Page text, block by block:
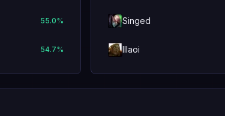
55.0%
54.7%
Singed
Illaoi